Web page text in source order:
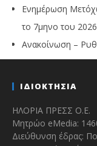
Ενημέρωση
το 7μηνο του 2026
Ανακοίνωση –
ΙΔΙΟΚΤΗΣΙΑ
ΗΛΟΡΙΑ ΠΡΕΣΣ Ο.Ε.
Μητρώο eMedia:
Διεύθυνση έδρας: